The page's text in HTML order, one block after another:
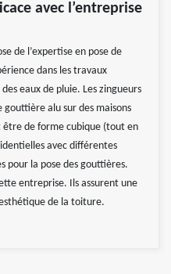
avec l’entreprise
de l’expertise en pose de
dans les travaux
eaux de pluie. Les zingueurs
alu sur des maisons
être de forme cubique (tout en
avec différentes
pour la pose des gouttières.
entreprise. Ils assurent une
de la toiture.